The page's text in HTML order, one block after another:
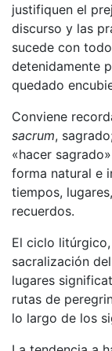
justifiquen el
discurso y las
sucede con
detenidamente
quedado
Conviene
sacrum,
«hacer
forma natural e
tiempos,
recuerdos.
El ciclo
sacralización
lugares
rutas de
lo largo de los